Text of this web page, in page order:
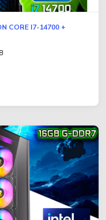
CORE I7-14700 +